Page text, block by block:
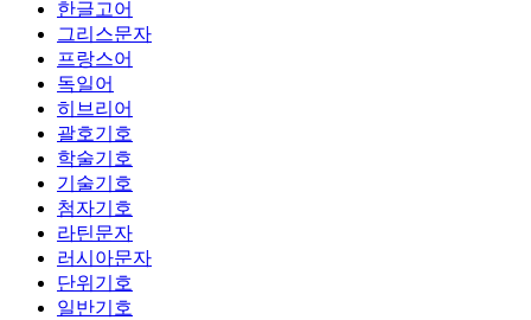
한글고어
그리스문자
프랑스어
독일어
히브리어
괄호기호
학술기호
기술기호
첨자기호
라틴문자
러시아문자
단위기호
일반기호